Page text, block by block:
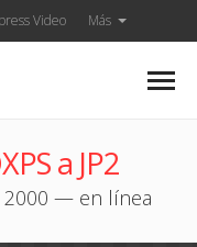
Video Más
a JP2
2000 — en línea